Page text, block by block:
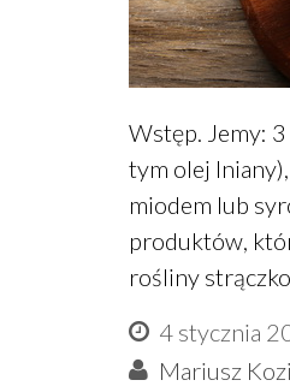
Wstęp. Jemy:
tym olej
miodem lub
produktów,
rośliny
4 stycznia
Mariusz